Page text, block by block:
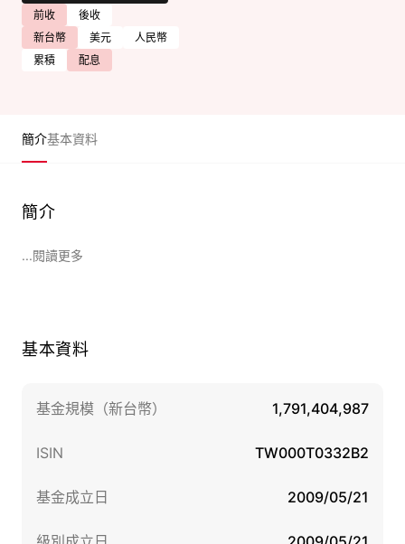
前收
後收
新台幣
美元
人民幣
累積
配息
簡介基本資料
簡介
...閱讀更多
基本資料
基金規模（新台幣） 1,791,404,987
ISIN TW000T0332B2
基金成立日 2009/05/21